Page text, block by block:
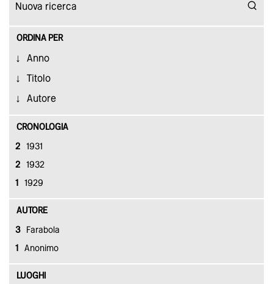
ORDINA PER
Anno
Titolo
Autore
CRONOLOGIA
2 1931
2 1932
1 1929
AUTORE
3 Farabola
1 Anonimo
LUOGHI